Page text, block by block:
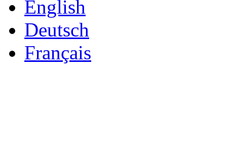
English
Deutsch
Français